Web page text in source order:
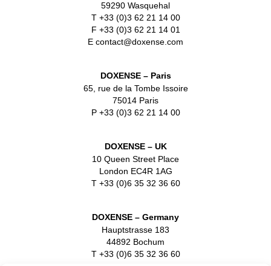
59290 Wasquehal
T +33 (0)3 62 21 14 00
F +33 (0)3 62 21 14 01
E contact@doxense.com
DOXENSE – Paris
65, rue de la Tombe Issoire
75014 Paris
P +33 (0)3 62 21 14 00
DOXENSE – UK
10 Queen Street Place
London EC4R 1AG
T +33 (0)6 35 32 36 60
DOXENSE – Germany
Hauptstrasse 183
44892 Bochum
T +33 (0)6 35 32 36 60